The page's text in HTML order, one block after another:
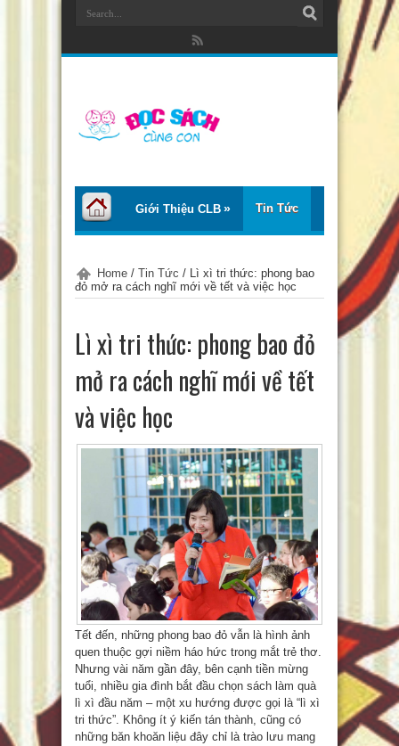
Giới Thiệu CLB Tin Tức
Tư Vấn – Chia Sẻ Thơ – Truyện
Chào Tiếng Việt
Trại Hè Thanh Thiếu Nhi EcoCamp
Home / Tin Tức / Lì xì tri thức: phong bao
đỏ mở ra cách nghĩ mới về tết và việc học
Lì xì tri thức: phong bao đỏ
mở ra cách nghĩ mới về tết
và việc học
Tết đến, những phong bao đỏ vẫn là hình ảnh
quen thuộc gợi niềm háo hức trong mắt trẻ thơ.
Nhưng vài năm gần đây, bên cạnh tiền mừng
tuổi, nhiều gia đình bắt đầu chọn sách làm quà
lì xì đầu năm – một xu hướng được gọi là “lì xì
tri thức”. Không ít ý kiến tán thành, cũng có
những băn khoăn liệu đây chỉ là trào lưu mang